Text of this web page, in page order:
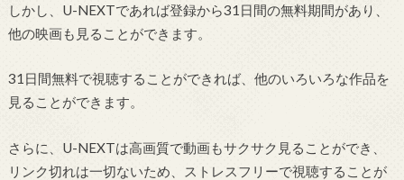
しかし、U-NEXTであれば登録から31日間の無料期間があり、
他の映画も見ることができます。
31日間無料で視聴することができれば、他のいろいろな作品を
見ることができます。
さらに、U-NEXTは高画質で動画もサクサク見ることができ、
リンク切れは一切ないため、ストレスフリーで視聴することが